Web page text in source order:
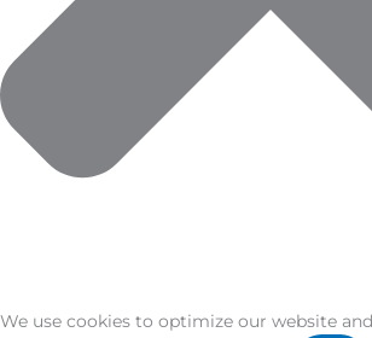
We use cookies to optimize our website